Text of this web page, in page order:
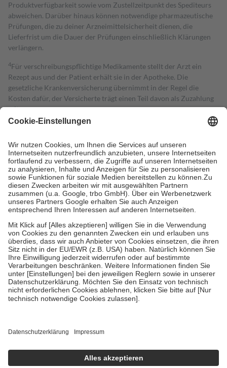
Produktverfügbarkeit sowie vom Zustellzeitpunkt des Spediteurs
abweichen. Darüber hinaus können notwendige pharmazeutische
Prüfungen, die zu deiner Arzneimittelsicherheit dienen, die
Lieferfrist um die Dauer der Prüfungen einschließlich Klärungen
verlängern.
4Für verschreibungspflichtige Medikamente stellt der Arzt ein
Rezept aus und der Patient erhält sie in der Apotheke. Die
gesetzliche Krankenversicherung übernimmt in der Regel die
Kosten dafür, der Versicherte trägt einen Teil davon als Zuzahlung
mit.
Grundsätzlich leisten Mitglieder Zuzahlungen in Höhe von zehn
höchstens zehn Euro.
Es sind jedoch nie mehr als die tatsächlichen
Kosten der Leistung zu entrichten.
Diese Regeln gelten grundsätzlich auch für Online-Apotheken.
Bei Heilmitteln und häuslicher Krankenpflege beträgt die
Zuzahlung zehn Prozent der Kosten sowie zehn Euro je
Verordnung.
Um das Engagement der Versicherten für ihre eigene Gesundheit zu
stärken und die besondere Stellung der Familie zu unterstützen,
fallenkeine Zuzahlungenan bei:
• Kindern und Jugendlichen bis zum vollendeten 18. Lebensjahr
mit Ausnahme der Fahrkosten
• Untersuchungen zur Vorsorge und Früherkennung, die von der
GKV getragen werden
• empfohlenen Schutzimpfungen
• Harn- und Blutteststreifen
getroffen, um sicherzustellen, dass es sich um echte Bewertungen
https://help.etrusted.com/hc/de/articles/4419944605341